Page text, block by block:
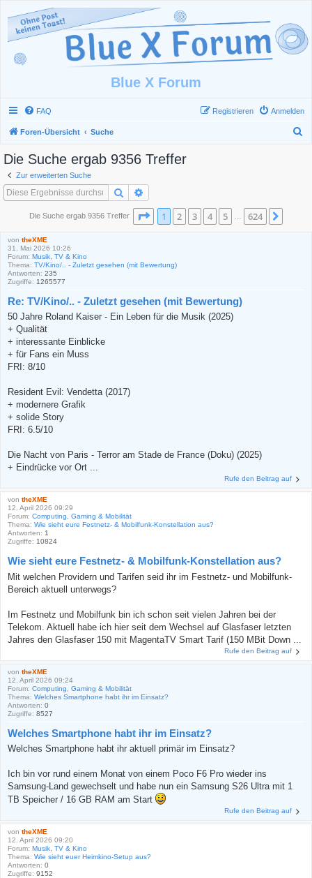
Blue X Forum
FAQ Anmelden
Registrieren
Foren-Übersicht Suche
Die Suche ergab 9356 Treffer
Zur erweiterten Suche
Suche
Die Suche ergab 9356 Treffer Seite 1von 624
1 2 3 4 5 624
von theXME
31. Mai 2026 10:26
Forum: Musik, TV & Kino
Thema: TV/Kino/.. - Zuletzt gesehen (mit Bewertung)
Antworten: 235
Zugriffe: 1265577
Re: TV/Kino/.. - Zuletzt gesehen (mit Bewertung)
50 Jahre Roland Kaiser - Ein Leben für die Musik (2025)
+ Qualität
+ interessante Einblicke
+ für Fans ein Muss
FRI: 8/10
Resident Evil: Vendetta (2017)
+ modernere Grafik
+ solide Story
FRI: 6.5/10
Die Nacht von Paris - Terror am Stade de France (Doku) (2025)
+ Eindrücke vor Ort ...
Rufe den Beitrag auf
von theXME
12. April 2026 09:29
Forum: Computing, Gaming & Mobilität
Thema: Wie sieht eure Festnetz- & Mobilfunk-Konstellation aus?
Antworten: 1
Zugriffe: 10824
Wie sieht eure Festnetz- & Mobilfunk-Konstellation aus?
Mit welchen Providern und Tarifen seid ihr im Festnetz- und Mobilfunk-
Bereich aktuell unterwegs?
Im Festnetz und Mobilfunk bin ich schon seit vielen Jahren bei der
Telekom. Aktuell habe ich hier seit dem Wechsel auf Glasfaser letzten
Jahres den Glasfaser 150 mit MagentaTV Smart Tarif (150 MBit Down ...
Rufe den Beitrag auf
von theXME
12. April 2026 09:24
Forum: Computing, Gaming & Mobilität
Thema: Welches Smartphone habt ihr im Einsatz?
Antworten: 0
Zugriffe: 8527
Welches Smartphone habt ihr im Einsatz?
Welches Smartphone habt ihr aktuell primär im Einsatz?
Ich bin vor rund einem Monat von einem Poco F6 Pro wieder ins
Samsung-Land gewechselt und habe nun ein Samsung S26 Ultra mit 1
TB Speicher / 16 GB RAM am Start
Rufe den Beitrag auf
von theXME
12. April 2026 09:20
Forum: Musik, TV & Kino
Thema: Wie sieht euer Heimkino-Setup aus?
Antworten: 0
Zugriffe: 9152